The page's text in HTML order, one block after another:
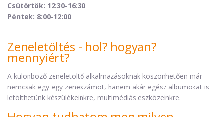
Csütörtök: 12:30-16:30
Péntek: 8:00-12:00
Zeneletöltés - hol? hogyan?
mennyiért?
A különböző zeneletöltő alkalmazásoknak köszönhetően már
nemcsak egy-egy zeneszámot, hanem akár egész albumokat is
letölthetünk készülékeinkre, multimédiás eszközeinkre.